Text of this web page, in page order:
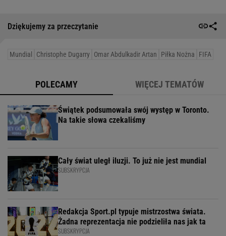
Dziękujemy za przeczytanie
Mundial Christophe Dugarry Omar Abdulkadir Artan Piłka Nożna FIFA
POLECAMY WIĘCEJ TEMATÓW
Świątek podsumowała swój występ w Toronto.
Na takie słowa czekaliśmy
Cały świat uległ iluzji. To już nie jest mundial
SUBSKRYPCJA
Redakcja Sport.pl typuje mistrzostwa świata.
Żadna reprezentacja nie podzieliła nas jak ta
SUBSKRYPCJA